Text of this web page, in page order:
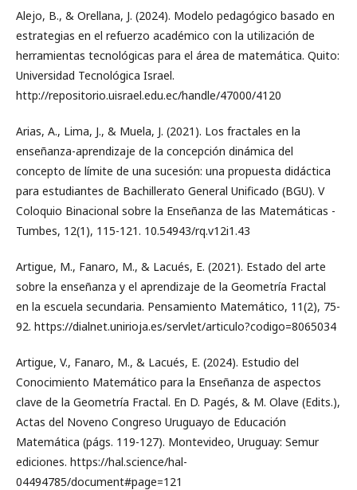
Alejo, B., & Orellana, J. (2024). Modelo pedagógico basado en
estrategias en el refuerzo académico con la utilización de
herramientas tecnológicas para el área de matemática. Quito:
Universidad Tecnológica Israel.
http://repositorio.uisrael.edu.ec/handle/47000/4120
Arias, A., Lima, J., & Muela, J. (2021). Los fractales en la
enseñanza-aprendizaje de la concepción dinámica del
concepto de límite de una sucesión: una propuesta didáctica
para estudiantes de Bachillerato General Unificado (BGU). V
Coloquio Binacional sobre la Enseñanza de las Matemáticas -
Tumbes, 12(1), 115-121. 10.54943/rq.v12i1.43
Artigue, M., Fanaro, M., & Lacués, E. (2021). Estado del arte
sobre la enseñanza y el aprendizaje de la Geometría Fractal
en la escuela secundaria. Pensamiento Matemático, 11(2), 75-
92. https://dialnet.unirioja.es/servlet/articulo?codigo=8065034
Artigue, V., Fanaro, M., & Lacués, E. (2024). Estudio del
Conocimiento Matemático para la Enseñanza de aspectos
clave de la Geometría Fractal. En D. Pagés, & M. Olave (Edits.),
Actas del Noveno Congreso Uruguayo de Educación
Matemática (págs. 119-127). Montevideo, Uruguay: Semur
ediciones. https://hal.science/hal-
04494785/document#page=121